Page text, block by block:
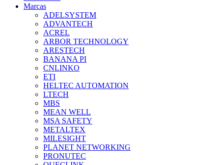
Marcas
ADELSYSTEM
ADVANTECH
ACREL
ARBOR TECHNOLOGY
ARESTECH
BANANA PI
CNLINKO
ETI
HELTEC AUTOMATION
LTECH
MBS
MEAN WELL
MSA SAFETY
METALTEX
MILESIGHT
PLANET NETWORKING
PRONUTEC